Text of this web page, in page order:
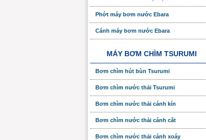
Phớt máy bơm nước Ebara
Cánh máy bơm nước Ebara
MÁY BƠM CHÌM TSURUMI
Bơm chìm hút bùn Tsurumi
Bơm chìm nước thải Tsurumi
Bơm chìm nước thải cánh kín
Bơm chìm nước thải cánh cắt
Bơm chìm nước thải cánh xoáy